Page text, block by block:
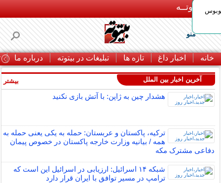
بـیتوتــه
منو
خانه اخبار داغ تازه ها تبلیغات در بیتوته درباره ما
آخرین اخبار بین الملل
هشدار چین به ژاپن: با آتش بازی نکنید
ترکیه، پاکستان و عربستان: حمله به یکی یعنی حمله به
همه / بیانیه وزارت خارجه پاکستان در خصوص پیمان
دفاعی مشترک مکه
شبکه ۱۴ اسرائیل: ارزیابی در اسرائیل این است که
ترامپ در مسیر توافق با ایران قرار دارد
بیشتر